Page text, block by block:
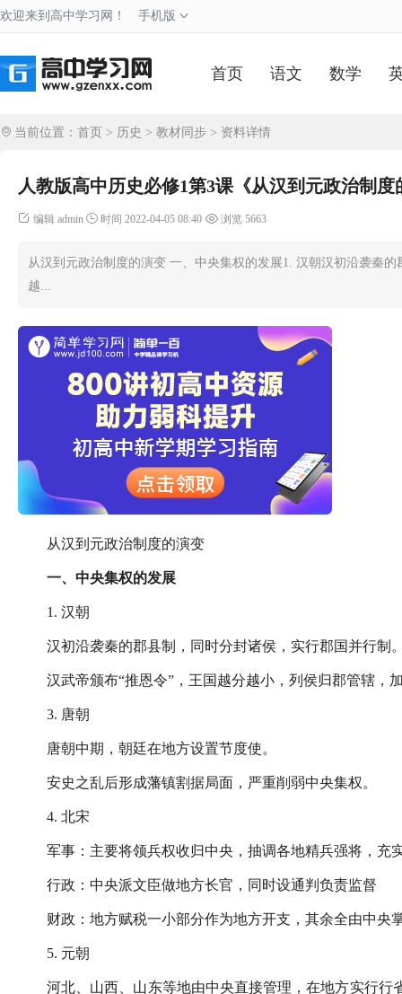
欢迎来到高中学习网！ 手机版
首页 语文 数学
当前位置： 首页 > 历史 > 教材同步 > 资料详情
人教版高中历史必修1第3课《从汉到元政治制度
编辑 admin 时间 2022-04-05 08:40 浏览 5663
从汉到元政治制度的演变 一、中央集权的发展1. 汉朝汉初沿袭秦
越...
从汉到元政治制度的演变
一、中央集权的发展
1. 汉朝
汉初沿袭秦的郡县制，同时分封诸侯，实行郡国并行制
汉武帝颁布“推恩令”，王国越分越小，列侯归郡管辖，
3. 唐朝
唐朝中期，朝廷在地方设置节度使。
安史之乱后形成藩镇割据局面，严重削弱中央集权。
4. 北宋
军事：主要将领兵权收归中央，抽调各地精兵强将，充
行政：中央派文臣做地方长官，同时设通判负责监督
财政：地方赋税一小部分作为地方开支，其余全由中央
5. 元朝
河北、山西、山东等地由中央直接管理，在地方实行